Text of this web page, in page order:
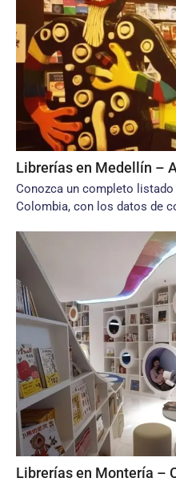
Librerías en Medellín –
Conozca un completo
Colombia, con los datos de
Librerías en Montería –